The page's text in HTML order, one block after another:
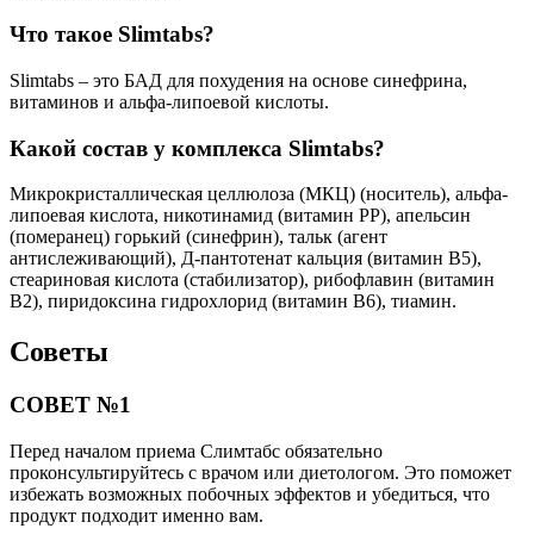
Что такое Slimtabs?
Slimtabs – это БАД для похудения на основе синефрина,
витаминов и альфа-липоевой кислоты.
Какой состав у комплекса Slimtabs?
Микрокристаллическая целлюлоза (МКЦ) (носитель), альфа-
липоевая кислота, никотинамид (витамин РР), апельсин
(померанец) горький (синефрин), тальк (агент
антислеживающий), Д-пантотенат кальция (витамин В5),
стеариновая кислота (стабилизатор), рибофлавин (витамин
В2), пиридоксина гидрохлорид (витамин В6), тиамин.
Советы
СОВЕТ №1
Перед началом приема Слимтабс обязательно
проконсультируйтесь с врачом или диетологом. Это поможет
избежать возможных побочных эффектов и убедиться, что
продукт подходит именно вам.